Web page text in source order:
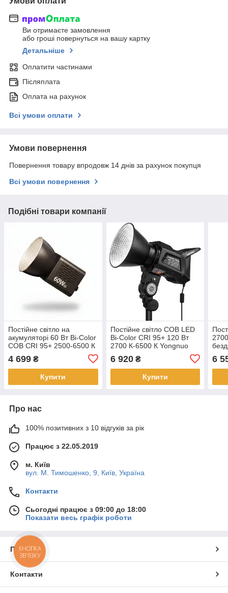
Ви отримаєте замовлення
або гроші повернуться на вашу картку
Детальніше
Оплатити частинами
Післяплата
Оплата на рахунок
Всі умови оплати
Умови повернення
Повернення товару впродовж 14 днів за рахунок покупця
Всі умови повернення
Подібні товари компанії
Постійне світло на
акумуляторі 60 Вт Bi-Color
COB CRI 95+ 2500-6500 К
4 699 ₴
Купити
Постійне світло COB LED
Bi-Color CRI 95+ 120 Вт
2700 К-6500 К Yongnuo
6 920₴
Купити
6
Про нас
100% позитивних з 10 відгуків за рік
Працює з 22.05.2019
м. Київ
вул. М. Тимошенко, 9, Київ, Україна
Контакти
Сьогодні працює з 09:00 до 18:00
Показати весь графік роботи
Про нас
Контакти
КНОПКА
ЗВ'ЯЗКУ